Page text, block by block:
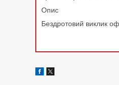
Опис
Бездротовий виклик